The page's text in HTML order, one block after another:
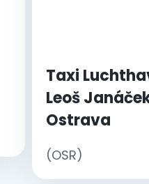
Taxi
Leoš
Ostrava
(OSR)